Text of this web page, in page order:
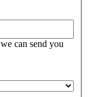
can send you